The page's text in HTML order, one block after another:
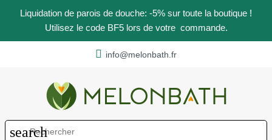
Liquidation de parois de douche: -5% sur toute la boutique !
Utilisez le code BF5 lors de votre commande.
info@melonbath.fr
search